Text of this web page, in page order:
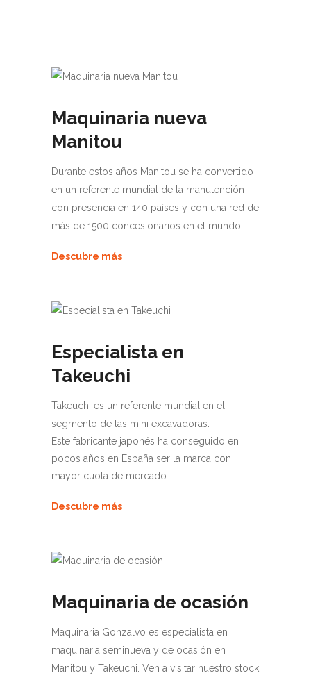
Maquinaria nueva
Manitou
Durante estos años Manitou se ha convertido
en un referente mundial de la manutención
con presencia en 140 países y con una red de
más de 1500 concesionarios en el mundo.
Descubre más
Especialista en
Takeuchi
Takeuchi es un referente mundial en el
segmento de las mini excavadoras.
Este fabricante japonés ha conseguido en
pocos años en España ser la marca con
mayor cuota de mercado.
Descubre más
Maquinaria de ocasión
Maquinaria Gonzalvo es especialista en
maquinaria seminueva y de ocasión en
Manitou y Takeuchi. Ven a visitar nuestro stock